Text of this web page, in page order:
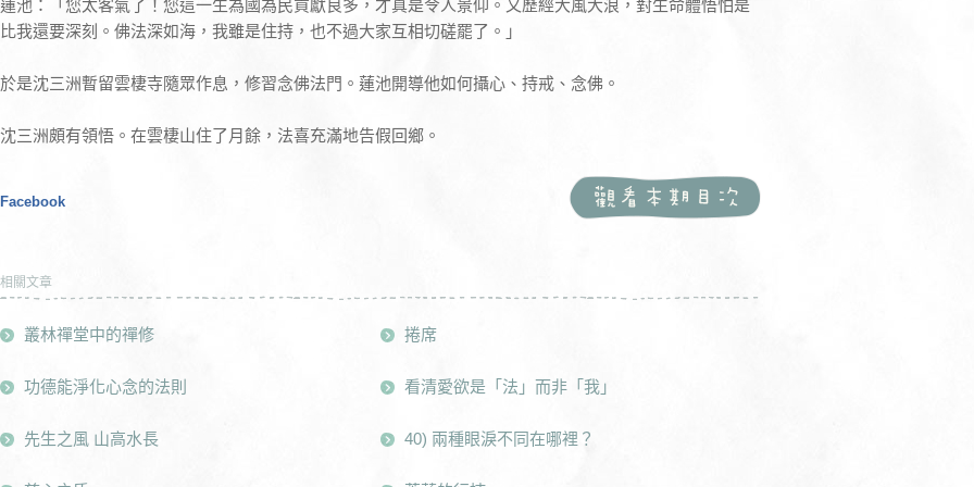
蓮池：「您太客氣了！您這一生為國為民貢獻良多，才真是令人景仰。又歷經大風大浪，對生命體悟怕是
比我還要深刻。佛法深如海，我雖是住持，也不過大家互相切磋罷了。」
於是沈三洲暫留雲棲寺隨眾作息，修習念佛法門。蓮池開導他如何攝心、持戒、念佛。
沈三洲頗有領悟。在雲棲山住了月餘，法喜充滿地告假回鄉。
Facebook
相關文章
叢林禪堂中的禪修
功德能淨化心念的法則
先生之風 山高水長
捲席
看清愛欲是「法」而非「我」
40) 兩種眼淚不同在哪裡？